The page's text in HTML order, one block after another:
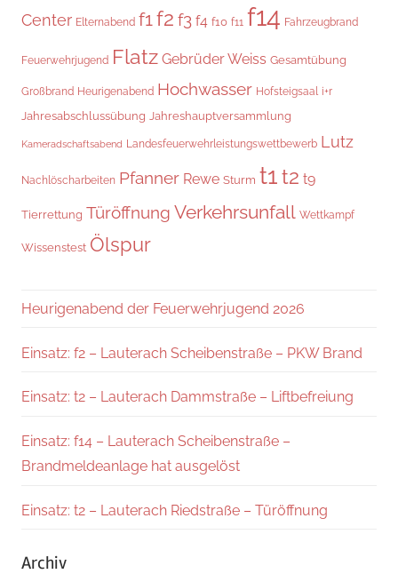
Center Elternabend f1f2 f3 f4 f10 f11 f14 Fahrzeugbrand
Feuerwehrjugend Flatz Gebrüder Weiss Gesamtübung
Großbrand Heurigenabend Hochwasser Hofsteigsaal i+r
Jahresabschlussübung Jahreshauptversammlung
Kameradschaftsabend Landesfeuerwehrleistungswettbewerb Lutz
Nachlöscharbeiten Pfanner Rewe Sturm t1t2 t9
Tierrettung Türöffnung Verkehrsunfall Wettkampf
Wissenstest Ölspur
Heurigenabend der Feuerwehrjugend 2026
Einsatz: f2 – Lauterach Scheibenstraße – PKW Brand
Einsatz: t2 – Lauterach Dammstraße – Liftbefreiung
Einsatz: f14 – Lauterach Scheibenstraße –
Brandmeldeanlage hat ausgelöst
Einsatz: t2 – Lauterach Riedstraße – Türöffnung
Archiv